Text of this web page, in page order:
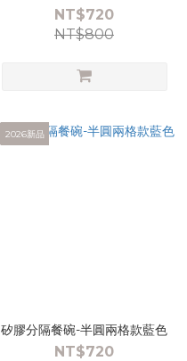
NT$720
NT$800
2026新品
矽膠分隔餐碗-半圓兩格款藍色
NT$720